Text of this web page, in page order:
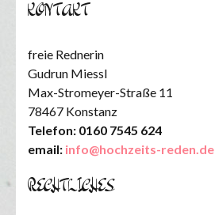
KONTAKT
freie Rednerin
Gudrun Miessl
Max-Stromeyer-Straße 11
78467 Konstanz
Telefon: 0160 7545 624
email: info@hochzeits-reden.de
RECHTLICHES